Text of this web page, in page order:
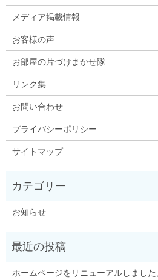
メディア掲載情報
お客様の声
お部屋の片づけまかせ隊
リンク集
お問い合わせ
プライバシーポリシー
サイトマップ
お知らせ
ホームページをリニューアルしました